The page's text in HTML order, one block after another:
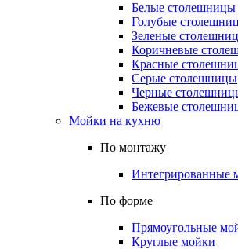
Белые столешницы
Голубые
Зеленые
Коричневые
Красные
Серые столешницы
Черные
Бежевые
Мойки на кухню
По монтажу
Интегрированные
По форме
Прямоугольные
Круглые мойки